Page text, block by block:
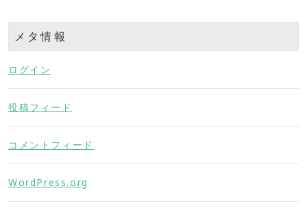
メタ情報
ログイン
投稿フィード
コメントフィード
WordPress.org